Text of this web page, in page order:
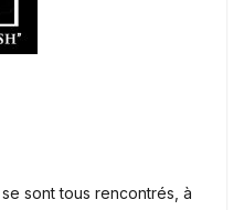
sont tous rencontrés, à